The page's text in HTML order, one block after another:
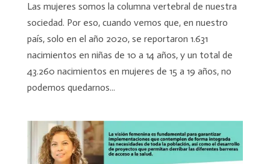
Las mujeres somos la columna vertebral de nuestra
sociedad. Por eso, cuando vemos que, en nuestro
país, solo en el año 2020, se reportaron 1.631
nacimientos en niñas de 10 a 14 años, y un total de
43.260 nacimientos en mujeres de 15 a 19 años, no
podemos quedarnos...